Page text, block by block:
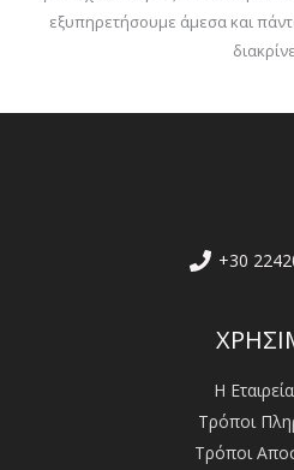
εξυπηρετήσουμε άμεσα και
+30
Η
Τρόποι
Τρόποι